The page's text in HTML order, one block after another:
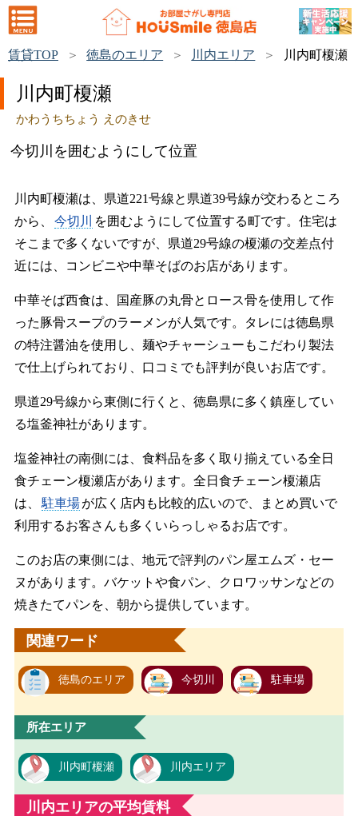
賃貸TOP 徳島のエリア 川内エリア 川内町榎瀬
川内町榎瀬
かわうちちょう えのきせ
今切川を囲むようにして位置
川内町榎瀬は、県道221号線と県道39号線が交わるところ
から、
今切川
を囲むようにして位置する町です。住宅は
そこまで多くないですが、県道29号線の榎瀬の交差点付
近には、コンビニや中華そばのお店があります。
中華そば西食は、国産豚の丸骨とロース骨を使用して作
った豚骨スープのラーメンが人気です。タレには徳島県
の特注醤油を使用し、麺やチャーシューもこだわり製法
で仕上げられており、口コミでも評判が良いお店です。
県道29号線から東側に行くと、徳島県に多く鎮座してい
る塩釜神社があります。
塩釜神社の南側には、食料品を多く取り揃えている全日
食チェーン榎瀬店があります。全日食チェーン榎瀬店
は、
駐車場が広く店内も比較的広いので、まとめ買いで
利用するお客さんも多くいらっしゃるお店です。
このお店の東側には、地元で評判のパン屋エムズ・セー
ヌがあります。バケットや食パン、クロワッサンなどの
焼きたてパンを、朝から提供しています。
関連ワード
徳島のエリア 今切川 駐車場
所在エリア
川内町榎瀬 川内エリア
川内エリアの平均賃料